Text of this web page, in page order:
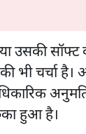
सॉफ्ट
भी चर्चा है।
अनुमति
हुआ है।